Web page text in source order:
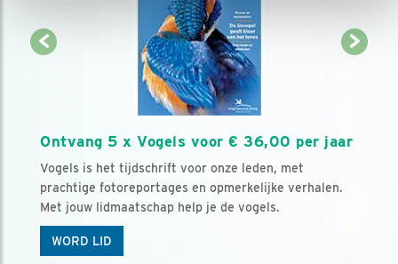
Ontvang 5 x Vogels voor € 36,00 per jaar
Vogels is het tijdschrift voor onze leden, met
prachtige fotoreportages en opmerkelijke verhalen.
Met jouw lidmaatschap help je de vogels.
WORD LID